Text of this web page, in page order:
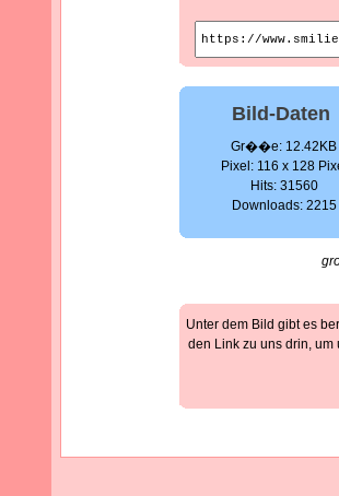
Bild-Daten
Gr��e: 12.42KB
Pixel: 116 x 128
Hits: 31560
Downloads: 2215
Unter dem Bild gibt es
den Link zu uns drin,